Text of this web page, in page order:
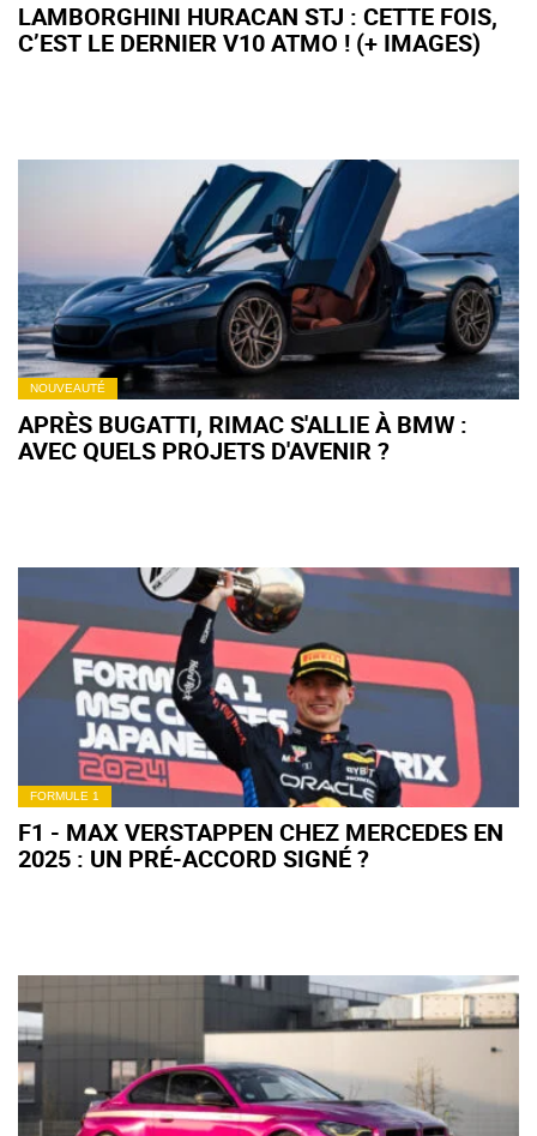
LAMBORGHINI HURACAN STJ : CETTE FOIS,
C’EST LE DERNIER V10 ATMO ! (+ IMAGES)
NOUVEAUTÉ
APRÈS BUGATTI, RIMAC S'ALLIE À BMW :
AVEC QUELS PROJETS D'AVENIR ?
FORMULE 1
F1 - MAX VERSTAPPEN CHEZ MERCEDES EN
2025 : UN PRÉ-ACCORD SIGNÉ ?